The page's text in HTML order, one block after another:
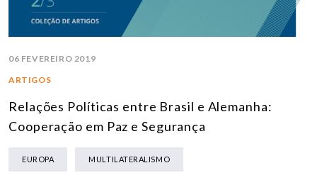
06 FEVEREIRO 2019
ARTIGOS
Relações Políticas entre Brasil e Alemanha:
Cooperação em Paz e Segurança
EUROPA MULTILATERALISMO